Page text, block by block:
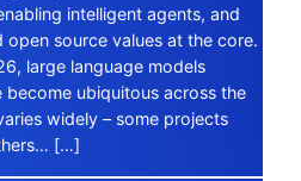
intelligent agents, and
open source values at the core.
large language models
become ubiquitous across the
widely – some projects
[…]